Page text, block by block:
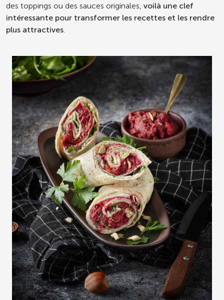
des toppings ou des sauces originales, voilà une clef
intéressante pour transformer les recettes et les rendre
plus attractives.